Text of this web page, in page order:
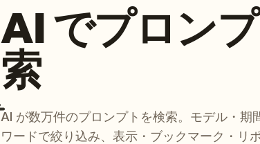
AI でプロン
索
AI が数万件のプロンプトを検索。モデル・期
ワードで絞り込み、表示・ブックマーク・リ